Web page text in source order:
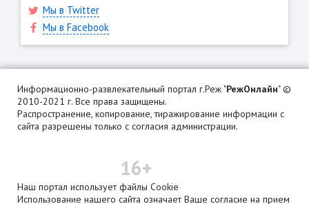
Мы в Twitter
Мы в Facebook
Информационно-развлекательный портал г.Реж "РежОнлайн" ©
2010-2021 г. Все права защищены.
Распространение, копирование, тиражирование информации с
сайта разрешены только с согласия администрации.
16+
Наш портал использует файлы Cookie
Использование нашего сайта означает Ваше согласие на прием